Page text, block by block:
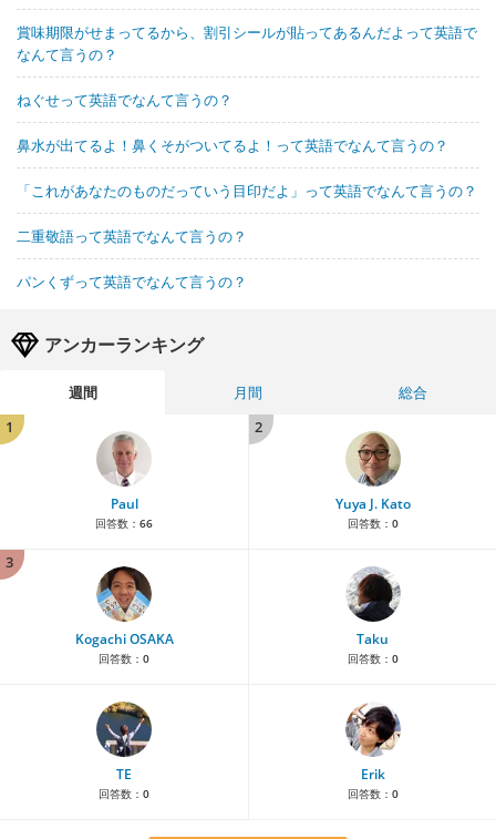
賞味期限がせまってるから、割引シールが貼ってあるんだよって英語で
なんて言うの？
ねぐせって英語でなんて言うの？
鼻水が出てるよ！鼻くそがついてるよ！って英語でなんて言うの？
「これがあなたのものだっていう目印だよ」って英語でなんて言うの？
二重敬語って英語でなんて言うの？
パンくずって英語でなんて言うの？
アンカーランキング
週間 月間
総合
1
Paul
回答数： 66
2
Yuya J. Kato
回答数： 0
3
Kogachi OSAKA
回答数： 0
Taku
回答数： 0
TE
回答数： 0
Erik
回答数： 0